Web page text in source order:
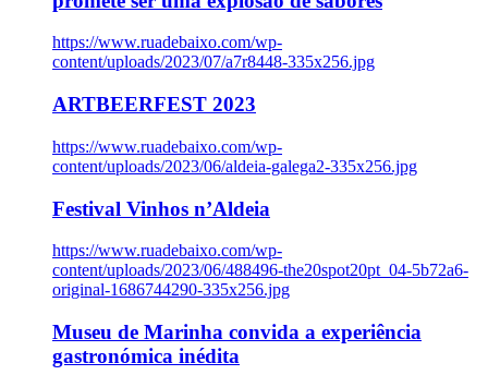
https://www.ruadebaixo.com/wp-
content/uploads/2023/07/a7r8448-335x256.jpg
ARTBEERFEST 2023
https://www.ruadebaixo.com/wp-
content/uploads/2023/06/aldeia-galega2-335x256.jpg
Festival Vinhos n’Aldeia
https://www.ruadebaixo.com/wp-
content/uploads/2023/06/488496-the20spot20pt_04-5b72a6-
original-1686744290-335x256.jpg
Museu de Marinha convida a experiência
gastronómica inédita